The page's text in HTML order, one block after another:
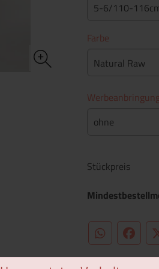
5-6/110-
Farbe
Natural Raw
ohne
Stückpreis
WhatsApp